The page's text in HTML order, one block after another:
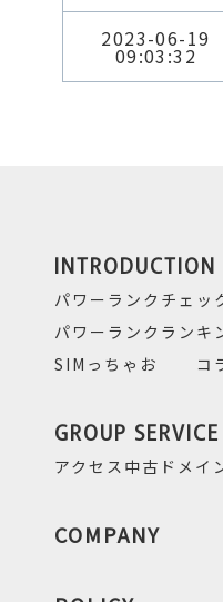
2023-06-19
09:03:32
INTRODUCTION
パワーランクチェッ
パワーランクランキ
SIMっちゃお
コ
GROUP SERVICE
アクセス中古ドメイ
COMPANY